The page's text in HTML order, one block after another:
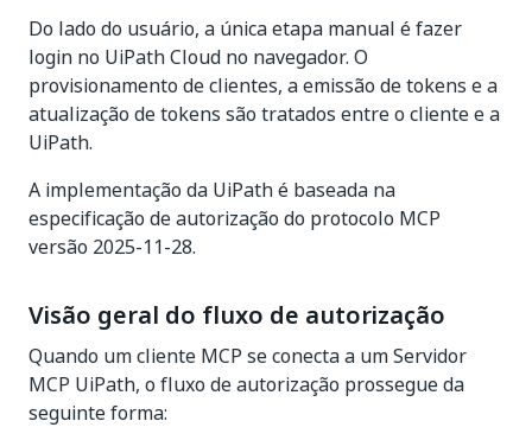
Do lado do usuário, a única etapa manual é fazer
login no UiPath Cloud no navegador. O
provisionamento de clientes, a emissão de tokens e a
atualização de tokens são tratados entre o cliente e a
UiPath.
A implementação da UiPath é baseada na
especificação de autorização do protocolo MCP
versão 2025-11-28.
Visão geral do fluxo de autorização
Quando um cliente MCP se conecta a um Servidor
MCP UiPath, o fluxo de autorização prossegue da
seguinte forma: